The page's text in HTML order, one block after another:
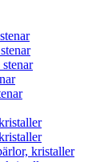
kristaller